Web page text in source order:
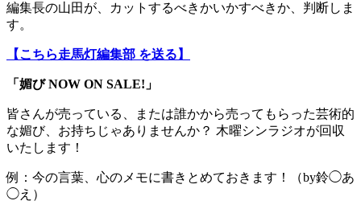
編集長の山田が、カットするべきかいかすべきか、判断しま
す。
【こちら走馬灯編集部 を送る】
「媚び NOW ON SALE!」
皆さんが売っている、または誰かから売ってもらった芸術的
な媚び、お持ちじゃありませんか？ 木曜シンラジオが回収
いたします！
例：今の言葉、心のメモに書きとめておきます！（by鈴◯あ
◯え）